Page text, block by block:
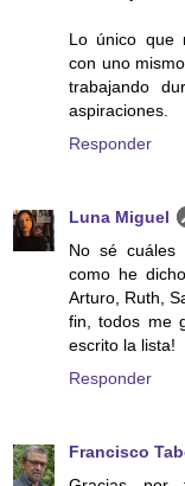
Lo único que
con uno
trabajando
aspiraciones.
Responder
Luna Miguel
No sé cuáles
como he
Arturo, Ruth,
fin, todos me
escrito la lista!
Responder
Francisco